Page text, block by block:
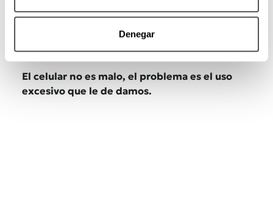
Denegar
El celular no es malo, el problema es el uso
excesivo que le de damos.